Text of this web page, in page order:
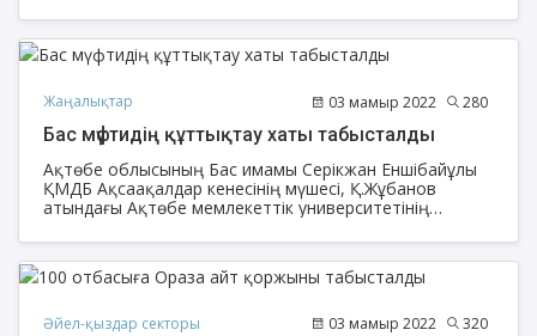
Жаңалықтар 03 мамыр 2022 280
Бас мүфтидің құттықтау хаты табысталды
Ақтөбе облысының Бас имамы Серікжан Еншібайұлы
ҚМДБ Ақсаақалдар кенесінің мүшесі, Қ.Жұбанов
атындағы Ақтөбе мемлекеттік университетінің
Амангелді Айталыны мұсылманның Ораза айтпен
құттықтап, Бас мүфти Наурызбай қажы Тағанұлының
құттықтауын табыстады.
Әйел-қыздар секторы 03 мамыр 2022 320